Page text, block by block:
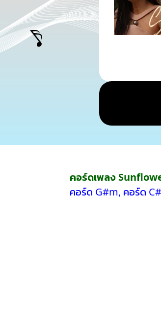
คอร์ดเพลง
คอร์ด G#m, คอร์ด